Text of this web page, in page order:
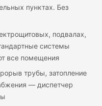
пунктах. Без
подвалах,
системы
все помещения
трубы, затопление
— диспетчер